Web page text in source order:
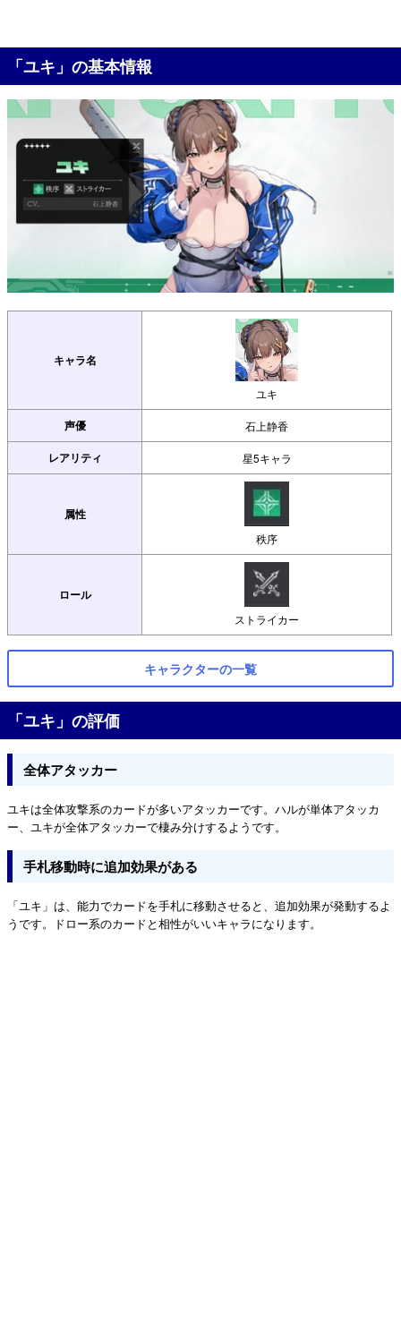
「ユキ」の基本情報
キャラ名
ユキ
声優 石上静香
レアリティ 星5キャラ
属性
秩序
ロール
ストライカー
キャラクターの一覧
「ユキ」の評価
全体アタッカー
ユキは全体攻撃系のカードが多いアタッカーです。ハルが単体アタッカ
ー、ユキが全体アタッカーで棲み分けするようです。
手札移動時に追加効果がある
「ユキ」は、能力でカードを手札に移動させると、追加効果が発動するよ
うです。ドロー系のカードと相性がいいキャラになります。